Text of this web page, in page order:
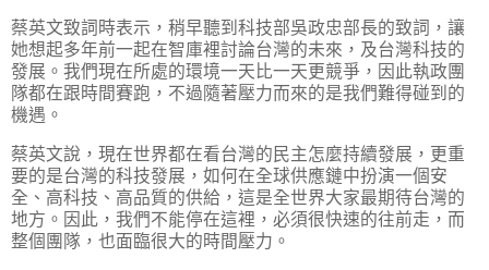
蔡英文致詞時表示，稍早聽到科技部吳政忠部長的致詞，讓
她想起多年前一起在智庫裡討論台灣的未來，及台灣科技的
發展。我們現在所處的環境一天比一天更競爭，因此執政團
隊都在跟時間賽跑，不過隨著壓力而來的是我們難得碰到的
機遇。
蔡英文說，現在世界都在看台灣的民主怎麼持續發展，更重
要的是台灣的科技發展，如何在全球供應鏈中扮演一個安
全、高科技、高品質的供給，這是全世界大家最期待台灣的
地方。因此，我們不能停在這裡，必須很快速的往前走，而
整個團隊，也面臨很大的時間壓力。